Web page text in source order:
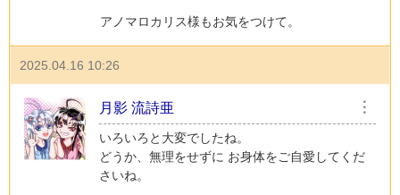
アノマロカリス様もお気をつけて。
2025.04.16 10:26
月影 流詩亜 ︙
いろいろと大変でしたね。
どうか、無理をせずに お身体をご自愛してくだ
さいね。